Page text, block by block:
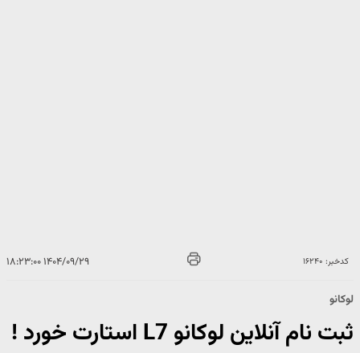
کدخبر: ۱۶۲۴۰ ۱۴۰۴/۰۹/۲۹ ۱۸:۲۳:۰۰
لوکانو
ثبت نام آنلاین لوکانو L7 استارت خورد !